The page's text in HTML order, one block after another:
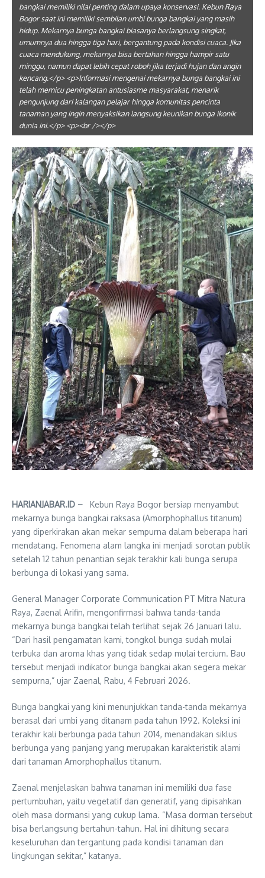
bangkai memiliki nilai penting dalam upaya konservasi. Kebun Raya
Bogor saat ini memiliki sembilan umbi bunga bangkai yang masih
hidup. Mekarnya bunga bangkai biasanya berlangsung singkat,
umumnya dua hingga tiga hari, bergantung pada kondisi cuaca. Jika
cuaca mendukung, mekarnya bisa bertahan hingga hampir satu
minggu, namun dapat lebih cepat roboh jika terjadi hujan dan angin
kencang.</p> <p>Informasi mengenai mekarnya bunga bangkai ini
telah memicu peningkatan antusiasme masyarakat, menarik
pengunjung dari kalangan pelajar hingga komunitas pencinta
tanaman yang ingin menyaksikan langsung keunikan bunga ikonik
dunia ini.</p> <p><br /></p>
HARIANJABAR.ID – Kebun Raya Bogor bersiap menyambut
mekarnya bunga bangkai raksasa (Amorphophallus titanum)
yang diperkirakan akan mekar sempurna dalam beberapa hari
mendatang. Fenomena alam langka ini menjadi sorotan publik
setelah 12 tahun penantian sejak terakhir kali bunga serupa
berbunga di lokasi yang sama.
General Manager Corporate Communication PT Mitra Natura
Raya, Zaenal Arifin, mengonfirmasi bahwa tanda-tanda
mekarnya bunga bangkai telah terlihat sejak 26 Januari lalu.
“Dari hasil pengamatan kami, tongkol bunga sudah mulai
terbuka dan aroma khas yang tidak sedap mulai tercium. Bau
tersebut menjadi indikator bunga bangkai akan segera mekar
sempurna,” ujar Zaenal, Rabu, 4 Februari 2026.
Bunga bangkai yang kini menunjukkan tanda-tanda mekarnya
berasal dari umbi yang ditanam pada tahun 1992. Koleksi ini
terakhir kali berbunga pada tahun 2014, menandakan siklus
berbunga yang panjang yang merupakan karakteristik alami
dari tanaman Amorphophallus titanum.
Zaenal menjelaskan bahwa tanaman ini memiliki dua fase
pertumbuhan, yaitu vegetatif dan generatif, yang dipisahkan
oleh masa dormansi yang cukup lama. “Masa dorman tersebut
bisa berlangsung bertahun-tahun. Hal ini dihitung secara
keseluruhan dan tergantung pada kondisi tanaman dan
lingkungan sekitar,” katanya.